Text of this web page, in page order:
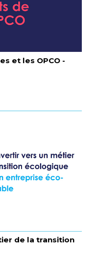
et les OPCO -
de la transition